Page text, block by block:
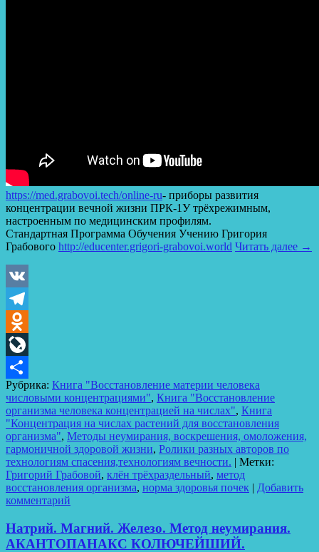
https://med.grabovoi.tech/online-ru​- приборы развития
концентрации вечной жизни ПРК-1У трёхрежимным,
настроенным по медицинским профилям.
Стандартная Программа Обучения Учению Григория
Грабового http://educenter.grigori-grabovoi.world​ Читать далее →
VK
Telegram
Odnoklassniki
LiveJournal
Отправить
Рубрика: Книга "Восстановление материи человека
числовыми концентрациями", Книга "Восстановление
организма человека концентрацией на числах", Книга
"Концентрация на числах растений для восстановления
организма", Методы неумирания, воскрешения, омоложения,
гармоничной здоровой жизни, Ролики разных авторов по
технологиям спасения,технологиям вечности. | Метки:
Григорий Грабовой, клён трёхраздельный, метод
восстановления организма, норма здоровья почек | Добавить
комментарий
Натрий. Магний. Железо. Метод неумирания.
АКАНТОПАНАКС КОЛЮЧЕЙШИЙ.